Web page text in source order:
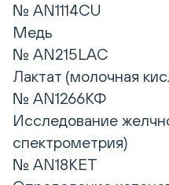
№ AN1114CU
Медь
№ AN215LAC
Лактат (молочная
№ AN1266КФ
Исследование
спектрометрия)
№ AN18KET